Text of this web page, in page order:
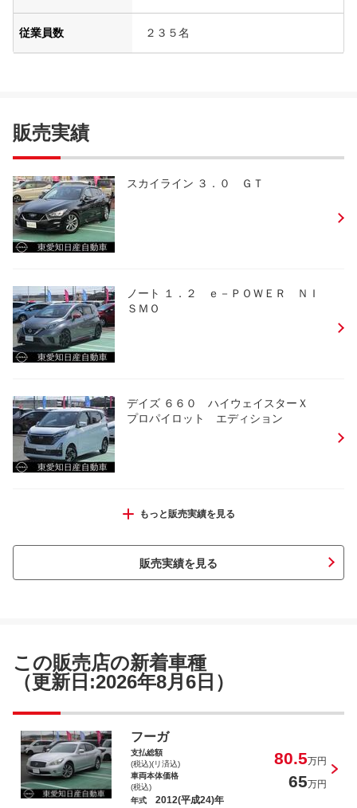
従業員数 ２３５名
販売実績
スカイライン ３．０ ＧＴ
ノート １．２ ｅ－ＰＯＷＥＲ ＮＩ
ＳＭＯ
デイズ ６６０ ハイウェイスターＸ
プロパイロット エディション
ノート １．２ Ｘ
サクラ Ｘ
もっと販売実績を見る
販売実績を見る
この販売店の新着車種
（更新日:2026年8月6日）
フーガ
支払総額
(税込)(リ済込)
80.5万円
車両本体価格
(税込)
65万円
年式 2012(平成24)年